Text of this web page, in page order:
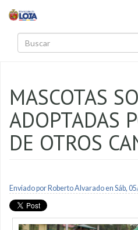
MASCOTAS
ADOPTADAS
DE OTROS
Enviado por Roberto Alvaradoen Sáb,